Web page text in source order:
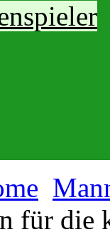
für die